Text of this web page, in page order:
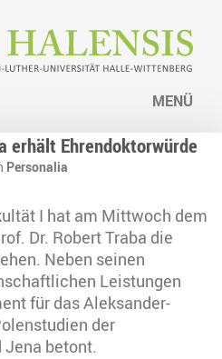
MENÜ
erhält Ehrendoktorwürde
Personalia
I hat am Mittwoch dem
Dr. Robert Traba die
Neben seinen
Leistungen
für das Aleksander-
der
betont.